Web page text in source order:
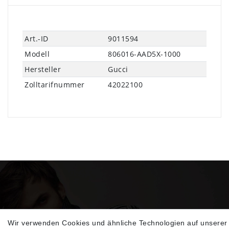
Art.-ID
9011594
Modell
806016-AAD5X-1000
Hersteller
Gucci
Zolltarifnummer
42022100
Wir verwenden Cookies und ähnliche Technologien auf unserer